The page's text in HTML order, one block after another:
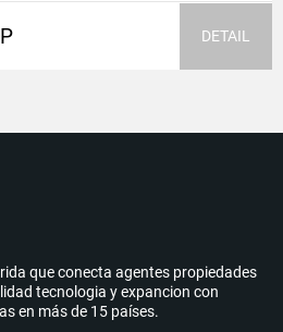
DETAIL
que conecta agentes propiedades
tecnologia y expancion con
en más de 15 países.